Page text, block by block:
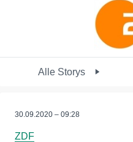
Alle Storys
30.09.2020 – 09:28
ZDF